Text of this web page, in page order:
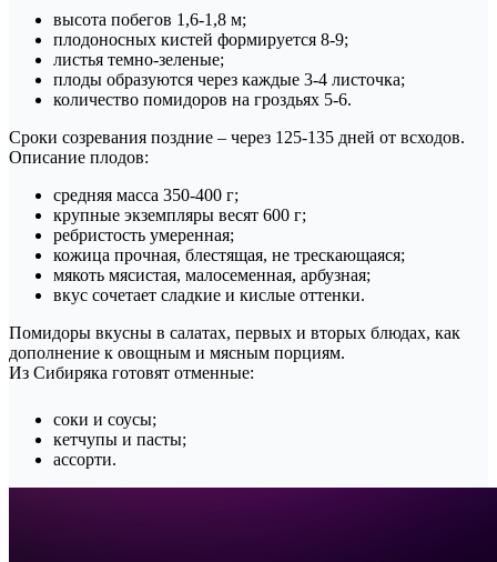
высота побегов 1,6-1,8 м;
плодоносных кистей формируется 8-9;
листья темно-зеленые;
плоды образуются через каждые 3-4 листочка;
количество помидоров на гроздьях 5-6.
Сроки созревания поздние – через 125-135 дней от всходов.
Описание плодов:
средняя масса 350-400 г;
крупные экземпляры весят 600 г;
ребристость умеренная;
кожица прочная, блестящая, не трескающаяся;
мякоть мясистая, малосеменная, арбузная;
вкус сочетает сладкие и кислые оттенки.
Помидоры вкусны в салатах, первых и вторых блюдах, как
дополнение к овощным и мясным порциям.
Из Сибиряка готовят отменные:
соки и соусы;
кетчупы и пасты;
ассорти.